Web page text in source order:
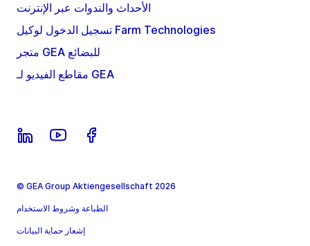
الأحداث والندوات عبر الإنترنت
تسجيل الدخول لوكيل Farm Technologies
متجر GEA للبضائع
مقاطع الفيديو لـ GEA
© GEA Group Aktiengesellschaft 2026
الطباعة وشروط الاستخدام
إشعار حماية البيانات